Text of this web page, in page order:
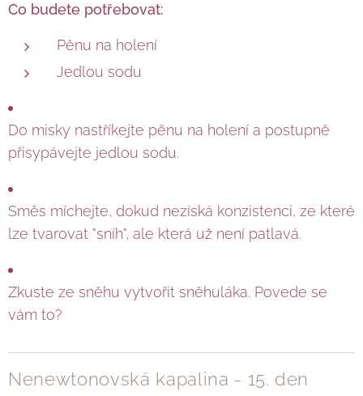
Co budete potřebovat:
Pěnu na holení
Jedlou sodu
Do misky nastříkejte pěnu na holení a postupně
přisypávejte jedlou sodu.
Směs míchejte, dokud nezíská konzistenci, ze které
lze tvarovat "sníh", ale která už není patlavá.
Zkuste ze sněhu vytvořit sněhuláka. Povede se
vám to?
Nenewtonovská kapalina - 15. den